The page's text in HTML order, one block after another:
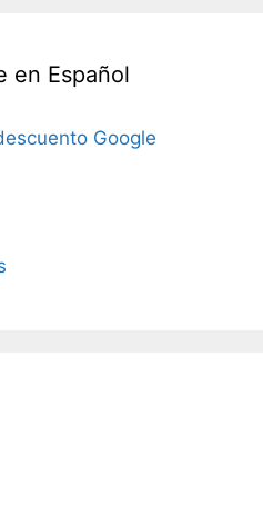
en Español
Google